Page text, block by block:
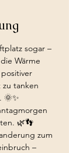
sogar –
Wärme
tanken
🌞✨
🌿👣
zum
–